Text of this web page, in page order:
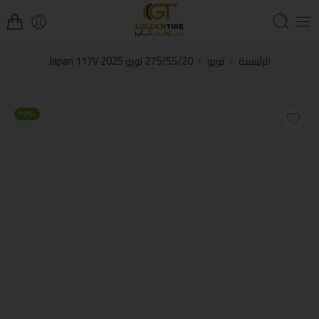
الرئيسية تويو 275/55/20 تويو Japan 117V 2025
-10%